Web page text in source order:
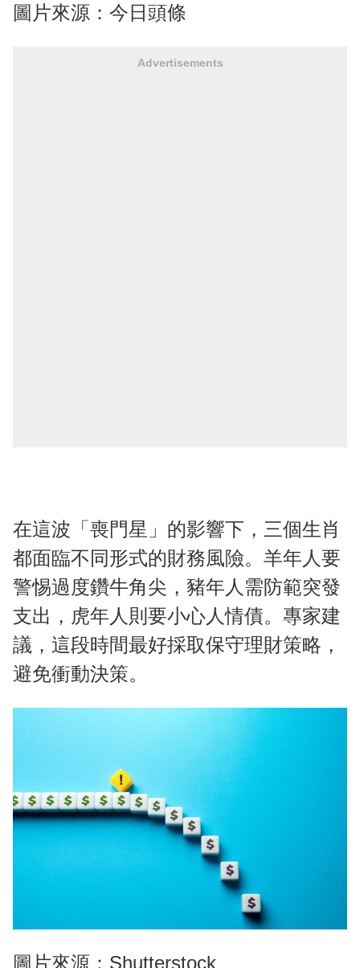
圖片來源：今日頭條
Advertisements
在這波「喪門星」的影響下，三個生肖
都面臨不同形式的財務風險。羊年人要
警惕過度鑽牛角尖，豬年人需防範突發
支出，虎年人則要小心人情債。專家建
議，這段時間最好採取保守理財策略，
避免衝動決策。
圖片來源：Shutterstock